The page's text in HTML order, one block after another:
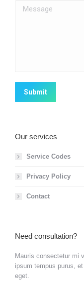
Message
Submit
Our services
Service Codes
Privacy Policy
Contact
Need consultation?
Mauris consectetur mi
ipsum tempus purus,
eget.